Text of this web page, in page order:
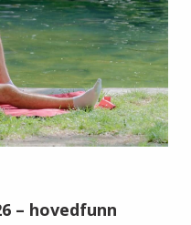
– hovedfunn